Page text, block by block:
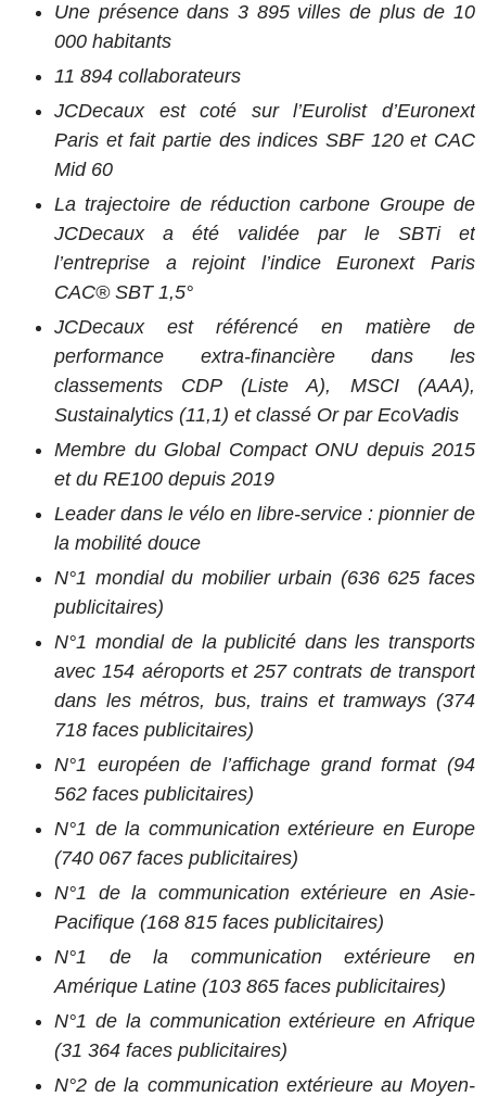
Une présence dans 3 895 villes de plus de 10
000 habitants
11 894 collaborateurs
JCDecaux est coté sur l’Eurolist d’Euronext
Paris et fait partie des indices SBF 120 et CAC
Mid 60
La trajectoire de réduction carbone Groupe de
JCDecaux a été validée par le SBTi et
l’entreprise a rejoint l’indice Euronext Paris
CAC® SBT 1,5°
JCDecaux est référencé en matière de
performance extra-financière dans les
classements CDP (Liste A), MSCI (AAA),
Sustainalytics (11,1) et classé Or par EcoVadis
Membre du Global Compact ONU depuis 2015
et du RE100 depuis 2019
Leader dans le vélo en libre-service : pionnier de
la mobilité douce
N°1 mondial du mobilier urbain (636 625 faces
publicitaires)
N°1 mondial de la publicité dans les transports
avec 154 aéroports et 257 contrats de transport
dans les métros, bus, trains et tramways (374
718 faces publicitaires)
N°1 européen de l’affichage grand format (94
562 faces publicitaires)
N°1 de la communication extérieure en Europe
(740 067 faces publicitaires)
N°1 de la communication extérieure en Asie-
Pacifique (168 815 faces publicitaires)
N°1 de la communication extérieure en
Amérique Latine (103 865 faces publicitaires)
N°1 de la communication extérieure en Afrique
(31 364 faces publicitaires)
N°2 de la communication extérieure au Moyen-